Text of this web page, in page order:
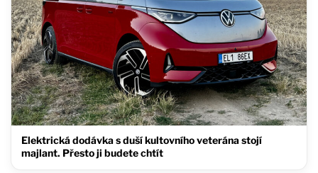
Elektrická dodávka s duší kultovního veterána stojí
majlant. Přesto ji budete chtít